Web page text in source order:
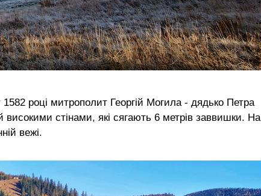
році митрополит Георгій Могила - дядько Петра
стінами, які сягають 6 метрів заввишки. На
вежі.